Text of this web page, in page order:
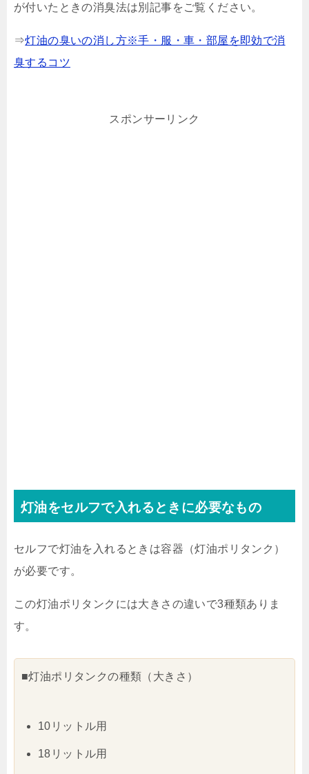
が付いたときの消臭法は別記事をご覧ください。
⇒灯油の臭いの消し方※手・服・車・部屋を即効で消
臭するコツ
スポンサーリンク
灯油をセルフで入れるときに必要なもの
セルフで灯油を入れるときは容器（灯油ポリタンク）
が必要です。
この灯油ポリタンクには大きさの違いで3種類ありま
す。
■灯油ポリタンクの種類（大きさ）
10リットル用
18リットル用